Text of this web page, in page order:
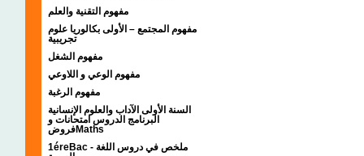
مفهوم التقنية والعلم
مفهوم المجتمع – الأولى بكالوريا علوم
تجريبية
مفهوم الشغل
مفهوم الوعي و اللاوعي
مفهوم الرغبة
السنة الأولى الآداب والعلوم الإنسانية
البرنامج الدروس امتحانات و
فروضMaths
1éreBac - ملخص في دروس اللغة